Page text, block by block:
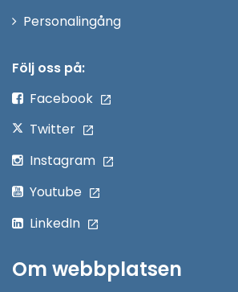
PersonalingångÖppna
Följ oss på:
Facebook
Twitter
Instagram
Youtube
LinkedIn
Om webbplatsen